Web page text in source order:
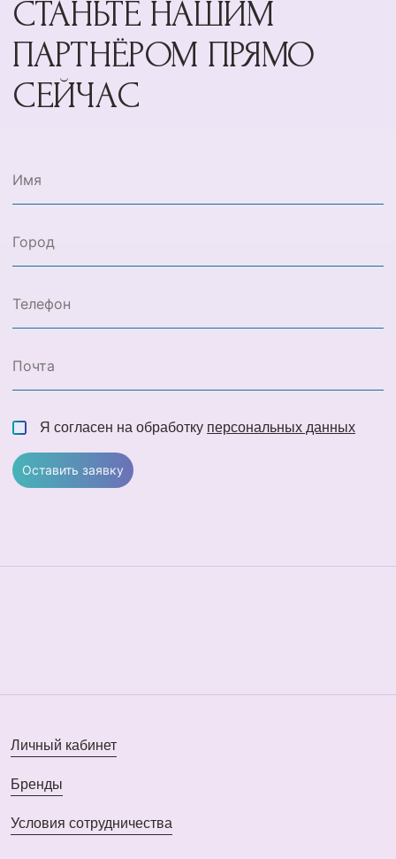
СТАНЬТЕ НАШИМ
ПАРТНЁРОМ ПРЯМО
СЕЙЧАС
Я согласен на обработку персональных данных
Оставить заявку
Личный кабинет
Бренды
Условия сотрудничества